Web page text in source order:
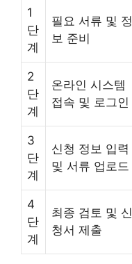
1
단
계
필요 서류 및 정
보 준비
2
단
계
온라인 시스템
접속 및 로그인
3
단
계
신청 정보 입력
및 서류 업로드
4
단
계
최종 검토 및 신
청서 제출